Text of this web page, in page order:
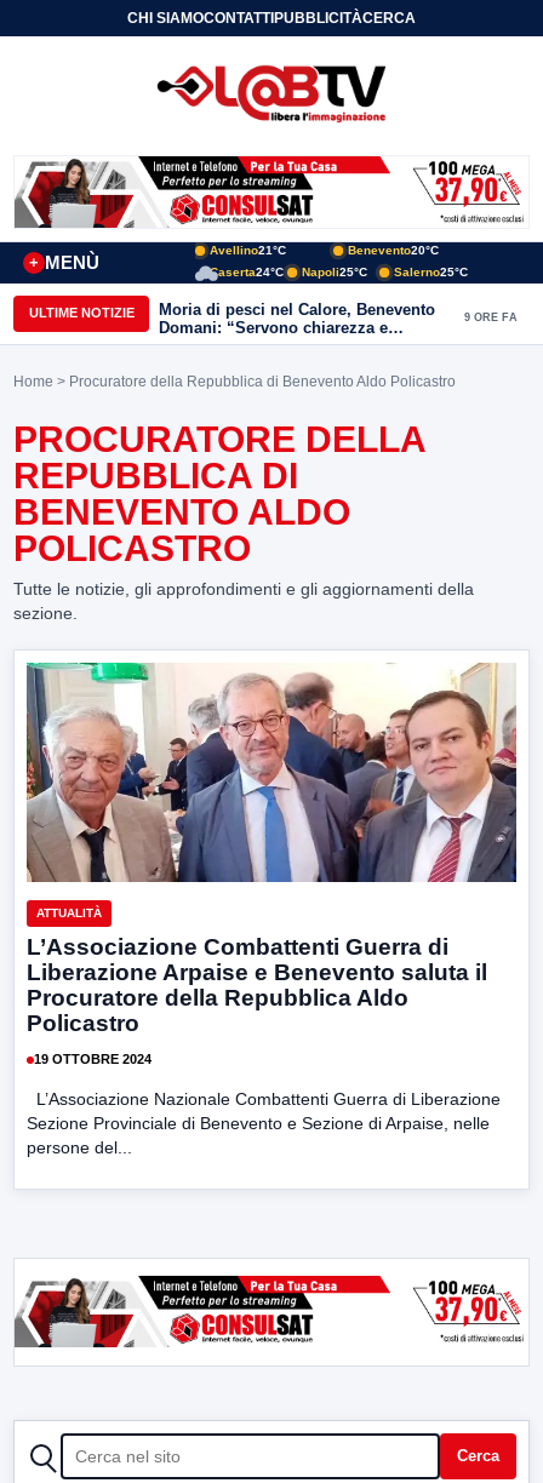
CHI SIAMOCONTATTIPUBBLICITÀCERCA
MENÙ
+
Avellino21°C Benevento20°C
Caserta24°C Napoli25°C Salerno25°C
ULTIME NOTIZIE
Moria di pesci nel Calore, Benevento
Domani: “Servono chiarezza e
approfondimenti sulla gestione
9 ORE FA
Home > Procuratore della Repubblica di Benevento Aldo Policastro
PROCURATORE DELLA
REPUBBLICA DI
BENEVENTO ALDO
POLICASTRO
Tutte le notizie, gli approfondimenti e gli aggiornamenti della
sezione.
ATTUALITÀ
L’Associazione Combattenti Guerra di
Liberazione Arpaise e Benevento saluta il
Procuratore della Repubblica Aldo
Policastro
19 OTTOBRE 2024
L’Associazione Nazionale Combattenti Guerra di Liberazione
Sezione Provinciale di Benevento e Sezione di Arpaise, nelle
persone del...
CERCA Cerca